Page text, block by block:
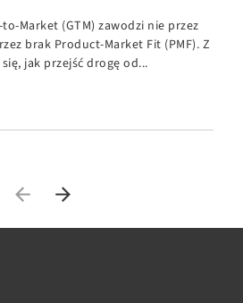
Market (GTM) zawodzi nie przez
brak Product-Market Fit (PMF). Z
jak przejść drogę od...